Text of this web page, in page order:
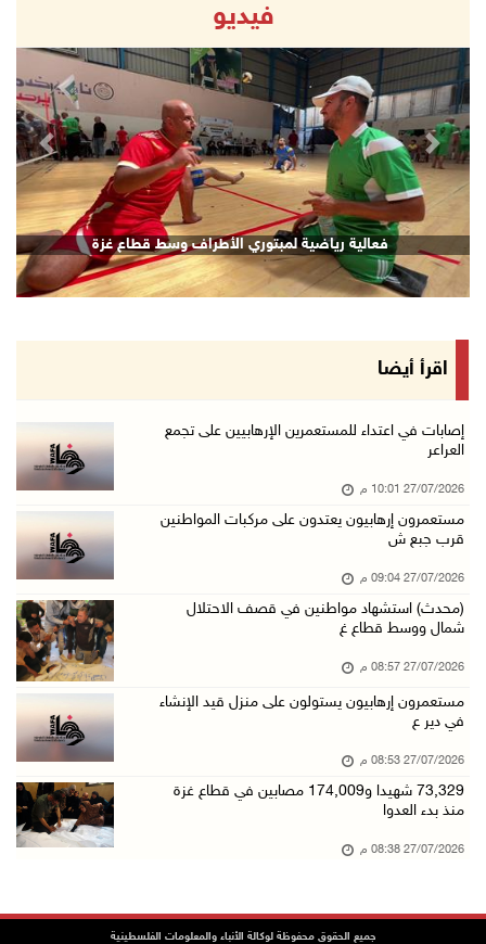
فيديو
فعالية رياضية لمبتوري الأطراف وسط قطاع غزة
Next
اقرأ أيضا
إصابات في اعتداء للمستعمرين الإرهابيين على تجمع
العراعر
27/07/2026 10:01 م
مستعمرون إرهابيون يعتدون على مركبات المواطنين
قرب جبع ش
27/07/2026 09:04 م
(محدث) استشهاد مواطنين في قصف الاحتلال
شمال ووسط قطاع غ
27/07/2026 08:57 م
مستعمرون إرهابيون يستولون على منزل قيد الإنشاء
في دير ع
27/07/2026 08:53 م
73,329 شهيدا و174,009 مصابين في قطاع غزة
منذ بدء العدوا
27/07/2026 08:38 م
جميع الحقوق محفوظة لوكالة الأنباء والمعلومات الفلسطينية